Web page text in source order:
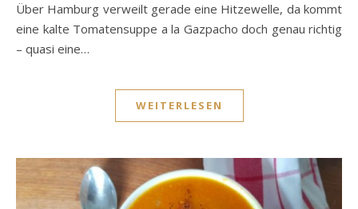
Über Hamburg verweilt gerade eine Hitzewelle, da kommt
eine kalte Tomatensuppe a la Gazpacho doch genau richtig
– quasi eine…
WEITERLESEN